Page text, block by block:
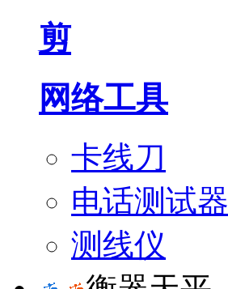
剪
网络工具
卡线刀
电话测试器
测线仪